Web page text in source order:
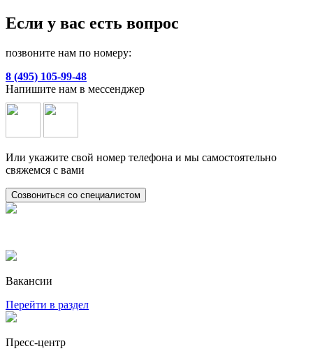
Если у вас есть вопрос
позвоните нам по номеру:
8 (495) 105-99-48
Напишите нам в мессенджер
Или укажите свой номер телефона и мы самостоятельно
свяжемся с вами
Созвониться со специалистом
Вакансии
Перейти в раздел
Пресс-центр